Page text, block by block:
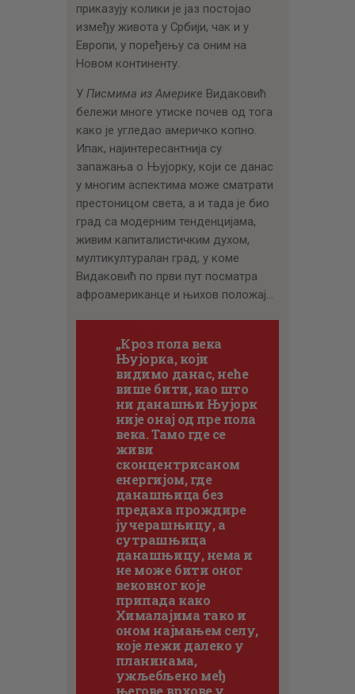
приказују колики је јаз постојао
између живота у Србији, чак и у
Европи, у поређењу са оним на
Новом континенту.
У Писмима из Америке Видаковић
бележи многе утиске почев од тога
како је угледао америчко копно.
Ипак, најинтересантнија су
запажања о Њујорку, који се данас
у многим аспектима може сматрати
престоницом света, а и тада је био
град са модерним тенденцијама,
живим капиталистичким духом,
мултикултуралан град, у коме
Видаковић по први пут посматра
афроамериканце и њихов положај…
„Кроз пола века
Њујорка, који
видимо данас, неће
више бити, као што
ни данашњи Њујорк
није онај од пре пола
века. Тамо где се
живи
сконцентрисаном
енергијом, где
данашњица без
предаха прождире
јучерашњицу, а
сутрашњица
данашњицу, нема и
не може бити оног
вековног које
припада како
Хималајима тако и
оном најмањем селу,
које лежи далеко у
планинама,
ужљебљено међ
његове врхове у